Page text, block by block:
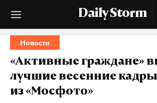
Daily Storm
Новости
«Активные граждане»
лучшие весенние
из «Мосфото»